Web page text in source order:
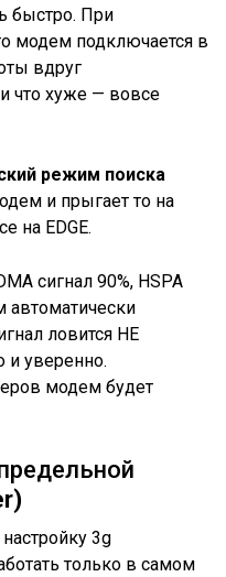
быстро. При
модем подключается в
вдруг
что хуже — вовсе
режим поиска
и прыгает то на
на EDGE.
сигнал 90%, HSPA
автоматически
ловится НЕ
и уверенно.
модем будет
3g
только в самом